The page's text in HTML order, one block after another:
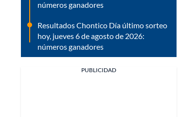
números ganadores
Resultados Chontico Día último sorteo
hoy, jueves 6 de agosto de 2026:
números ganadores
PUBLICIDAD